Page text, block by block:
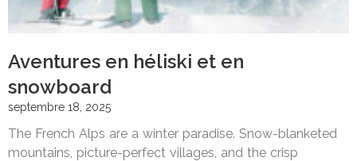
Aventures en héliski et en
snowboard
septembre 18, 2025
The French Alps are a winter paradise. Snow-blanketed
mountains, picture-perfect villages, and the crisp